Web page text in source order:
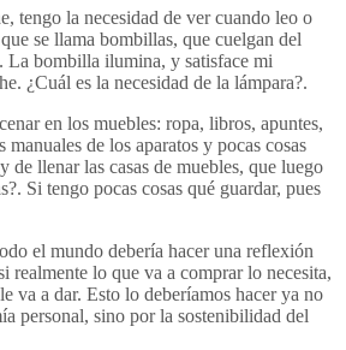
tengo la necesidad de ver cuando leo o
se llama bombillas, que cuelgan del
La bombilla ilumina, y satisface mi
¿Cuál es la necesidad de la lámpara?.
en los muebles: ropa, libros, apuntes,
manuales de los aparatos y pocas cosas
de llenar las casas de muebles, que luego
Si tengo pocas cosas qué guardar, pues
el mundo debería hacer una reflexión
realmente lo que va a comprar lo necesita,
va a dar. Esto lo deberíamos hacer ya no
personal, sino por la sostenibilidad del